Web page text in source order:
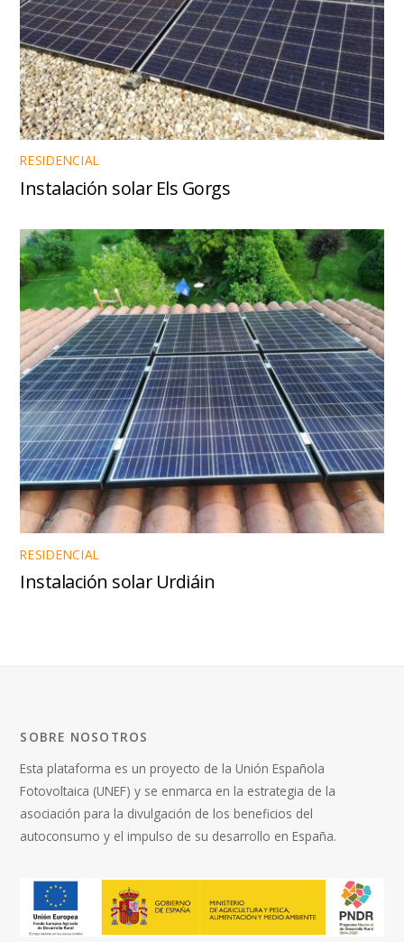
RESIDENCIAL
Instalación solar Els Gorgs
RESIDENCIAL
Instalación solar Urdiáin
SOBRE NOSOTROS
Esta plataforma es un proyecto de la Unión Española
Fotovoltaica (UNEF) y se enmarca en la estrategia de la
asociación para la divulgación de los beneficios del
autoconsumo y el impulso de su desarrollo en España.